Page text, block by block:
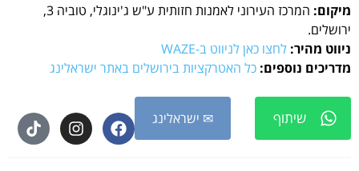
מיקום:
המרכז העירוני לאמנות חזותית ע"ש ג'ינוגלי, טוביה 3,
ירושלים.
ניווט מהיר: לחצו כאן לניווט ב-WAZE
מדריכים נוספים: כל האטרקציות בירושלים באתר ישראלינג
שיתוף ✉ ישראלינג